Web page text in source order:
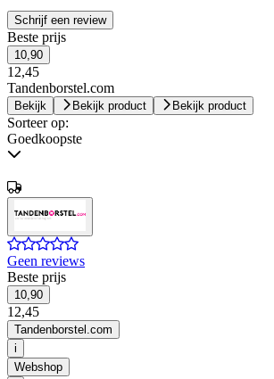
Schrijf een review
Beste prijs
10,90
12,45
Tandenborstel.com
Bekijk Bekijk product Bekijk product
Sorteer op:
Goedkoopste
Geen reviews
Beste prijs
10,90
12,45
Tandenborstel.com
i
Webshop